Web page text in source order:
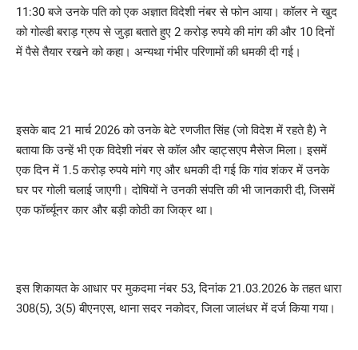
11:30 बजे उनके पति को एक अज्ञात विदेशी नंबर से फोन आया। कॉलर ने खुद
को गोल्डी बराड़ ग्रुप से जुड़ा बताते हुए 2 करोड़ रुपये की मांग की और 10 दिनों
में पैसे तैयार रखने को कहा। अन्यथा गंभीर परिणामों की धमकी दी गई।
इसके बाद 21 मार्च 2026 को उनके बेटे रणजीत सिंह (जो विदेश में रहते है) ने
बताया कि उन्हें भी एक विदेशी नंबर से कॉल और व्हाट्सएप मैसेज मिला। इसमें
एक दिन में 1.5 करोड़ रुपये मांगे गए और धमकी दी गई कि गांव शंकर में उनके
घर पर गोली चलाई जाएगी। दोषियों ने उनकी संपत्ति की भी जानकारी दी, जिसमें
एक फॉर्च्यूनर कार और बड़ी कोठी का जिक्र था।
इस शिकायत के आधार पर मुकदमा नंबर 53, दिनांक 21.03.2026 के तहत धारा
308(5), 3(5) बीएनएस, थाना सदर नकोदर, जिला जालंधर में दर्ज किया गया।